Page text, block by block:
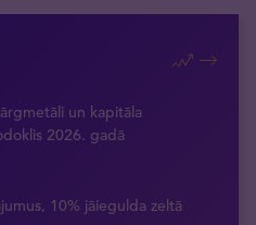
un kapitāla
2026. gadā
10% jāiegulda zeltā